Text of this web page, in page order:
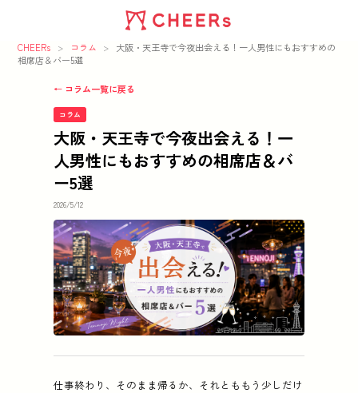
CHEERs > コラム >
大阪・天王寺で今夜出会える！一人男性にもおすすめの
相席店＆バー5選
← コラム一覧に戻る
コラム
大阪・天王寺で今夜出会える！一
人男性にもおすすめの相席店＆バ
ー5選
2026/5/12
仕事終わり、そのまま帰るか、それとももう少しだけ